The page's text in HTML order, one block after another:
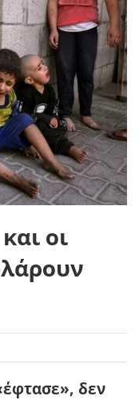
οι
δεν